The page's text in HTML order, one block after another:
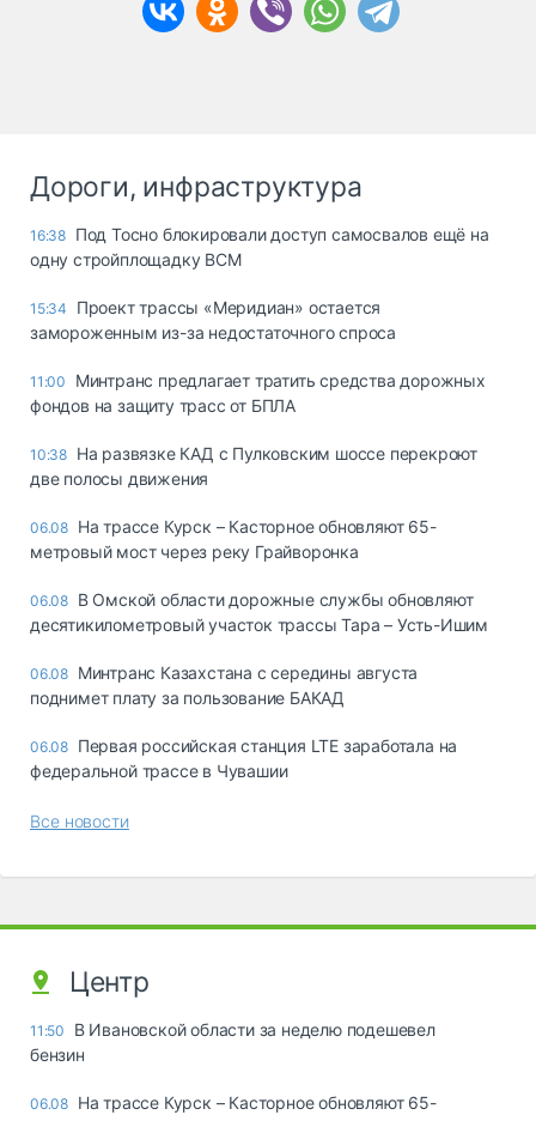
Дороги, инфраструктура
16:38 Под Тосно блокировали доступ самосвалов ещё на
одну стройплощадку ВСМ
15:34
Проект трассы «Меридиан» остается
замороженным из-за недостаточного спроса
11:00
Минтранс предлагает тратить средства дорожных
фондов на защиту трасс от БПЛА
10:38 На развязке КАД с Пулковским шоссе перекроют
две полосы движения
06.08 На трассе Курск – Касторное обновляют 65-
метровый мост через реку Грайворонка
06.08 В Омской области дорожные службы обновляют
десятикилометровый участок трассы Тара – Усть-Ишим
06.08 Минтранс Казахстана с середины августа
поднимет плату за пользование БАКАД
06.08 Первая российская станция LTE заработала на
федеральной трассе в Чувашии
Все новости
Центр
11:50
В Ивановской области за неделю подешевел
бензин
06.08 На трассе Курск – Касторное обновляют 65-